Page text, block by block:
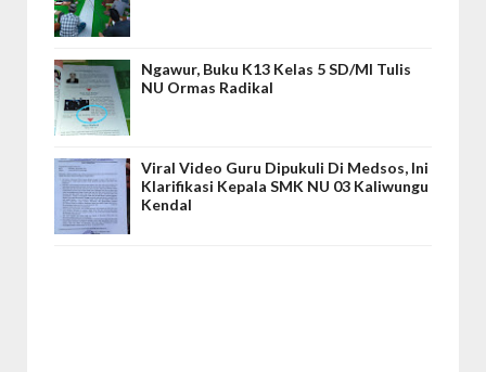
Ngawur, Buku K13 Kelas 5 SD/MI Tulis
NU Ormas Radikal
Viral Video Guru Dipukuli Di Medsos, Ini
Klarifikasi Kepala SMK NU 03 Kaliwungu
Kendal